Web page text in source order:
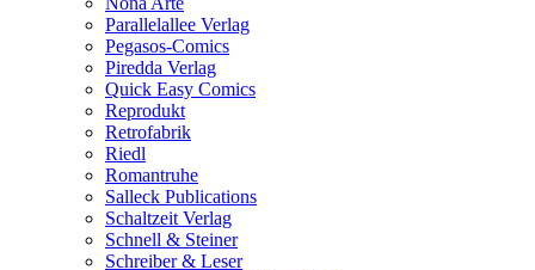
Parallelallee Verlag
Pegasos-Comics
Piredda Verlag
Quick Easy Comics
Reprodukt
Retrofabrik
Riedl
Romantruhe
Salleck Publications
Schaltzeit Verlag
Schnell & Steiner
Schreiber & Leser